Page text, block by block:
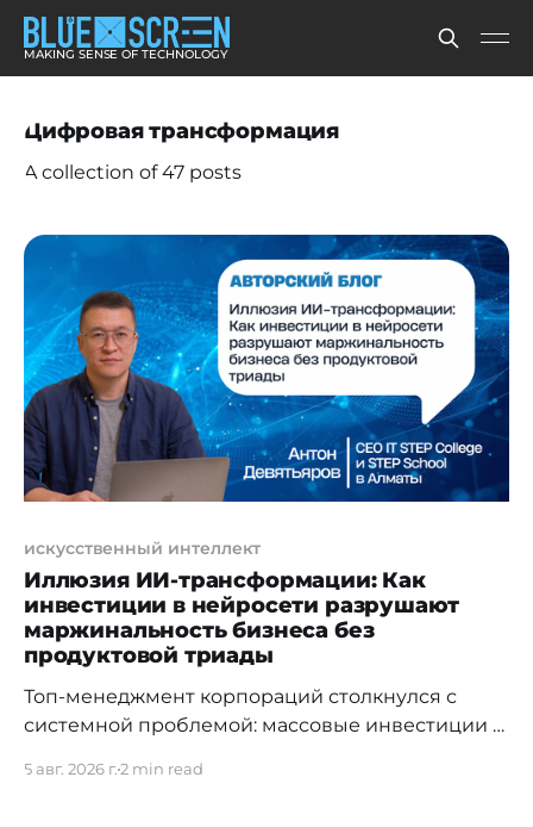
MAKING SENSE OF TECHNOLOGY
Цифровая трансформация
A collection of 47 posts
искусственный интеллект
Иллюзия ИИ-трансформации: Как
инвестиции в нейросети разрушают
маржинальность бизнеса без
продуктовой триады
Топ-менеджмент корпораций столкнулся с
системной проблемой: массовые инвестиции в
5 авг. 2026 г.2 min read